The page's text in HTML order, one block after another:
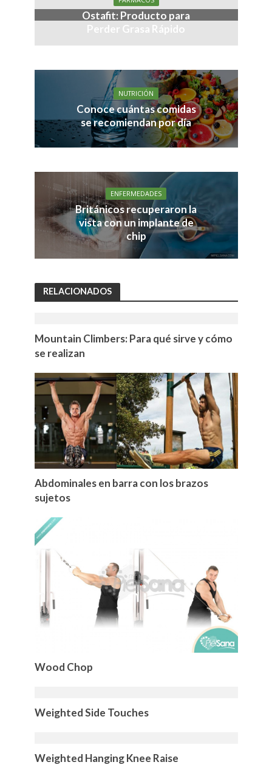
Ostafit: Producto para
Perder Grasa Rápido
NUTRICIÓN
Conoce cuántas comidas
se recomiendan por día
ENFERMEDADES
Británicos recuperaron la
vista con un implante de
chip
RELACIONADOS
Mountain Climbers: Para qué sirve y cómo
se realizan
Abdominales en barra con los brazos
sujetos
Wood Chop
Weighted Side Touches
Weighted Hanging Knee Raise